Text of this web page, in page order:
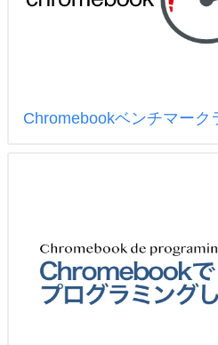
Chromebookベンチマーク